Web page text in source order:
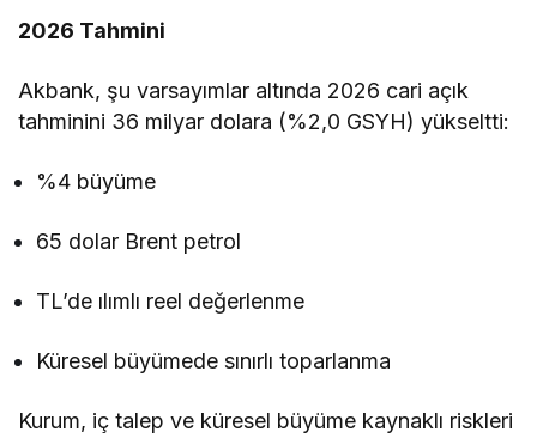
2026 Tahmini
Akbank, şu varsayımlar altında 2026 cari açık
tahminini 36 milyar dolara (%2,0 GSYH) yükseltti:
%4 büyüme
65 dolar Brent petrol
TL’de ılımlı reel değerlenme
Küresel büyümede sınırlı toparlanma
Kurum, iç talep ve küresel büyüme kaynaklı riskleri